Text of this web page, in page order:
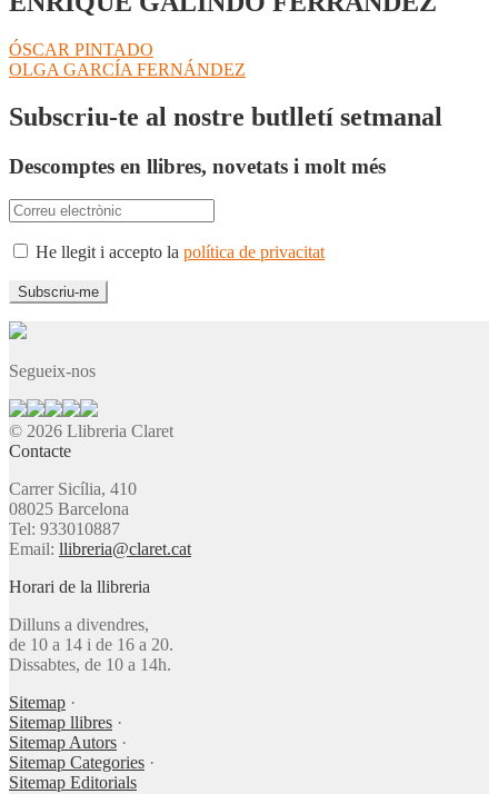
Navegació
d'entrades
Entrada
anterior:
ÓSCAR PINTADO
Pròxima
OLGA GARCÍA FERNÁNDEZ
Subscriu-te al nostre butlletí setmanal
Descomptes en llibres, novetats i molt més
He llegit i accepto la política de privacitat
Segueix-nos
© 2026 Llibreria Claret
Contacte
Carrer Sicília, 410
08025 Barcelona
Tel: 933010887
Email: llibreria@claret.cat
Horari de la llibreria
Dilluns a divendres,
de 10 a 14 i de 16 a 20.
Dissabtes, de 10 a 14h.
Sitemap ·
Sitemap llibres ·
Sitemap Autors ·
Sitemap Categories ·
Sitemap Editorials